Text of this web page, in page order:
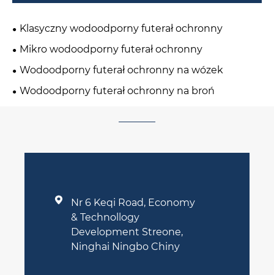
Klasyczny wodoodporny futerał ochronny
Mikro wodoodporny futerał ochronny
Wodoodporny futerał ochronny na wózek
Wodoodporny futerał ochronny na broń

Nr 6 Keqi Road, Economy
& Technollogy
Development Streone,
Ninghai Ningbo Chiny